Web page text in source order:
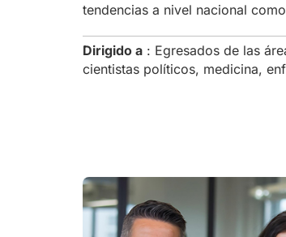
tendencias a nivel nacional
Dirigido a : Egresados de las
cientistas políticos, medicina,